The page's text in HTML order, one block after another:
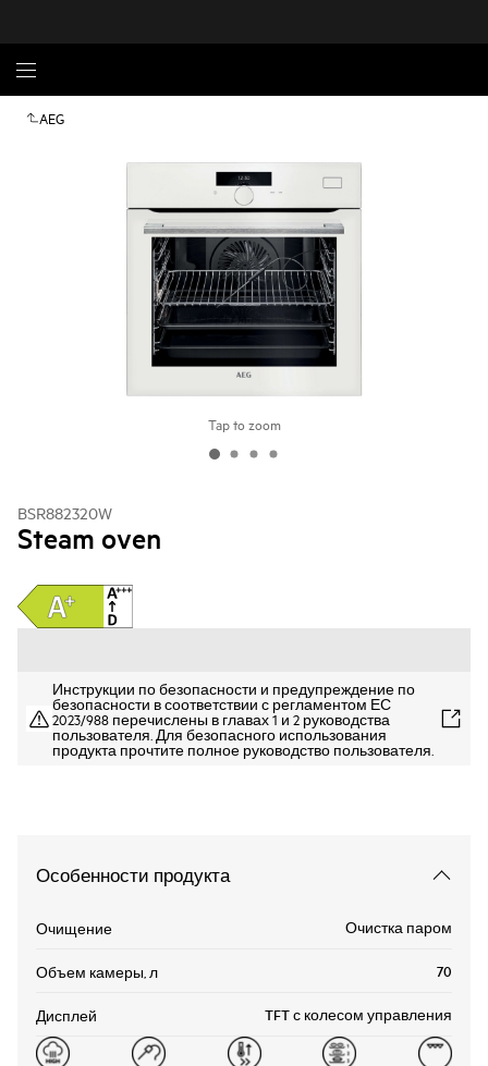
AEG
Tap to zoom
BSR882320W
Steam oven
Инструкции по безопасности и предупреждение по
безопасности в соответствии с регламентом ЕС
2023/988 перечислены в главах 1 и 2 руководства
пользователя. Для безопасного использования
продукта прочтите полное руководство пользователя.
Особенности продукта
Очищение Очистка паром
Объем камеры, л 70
Дисплей TFT с колесом управления